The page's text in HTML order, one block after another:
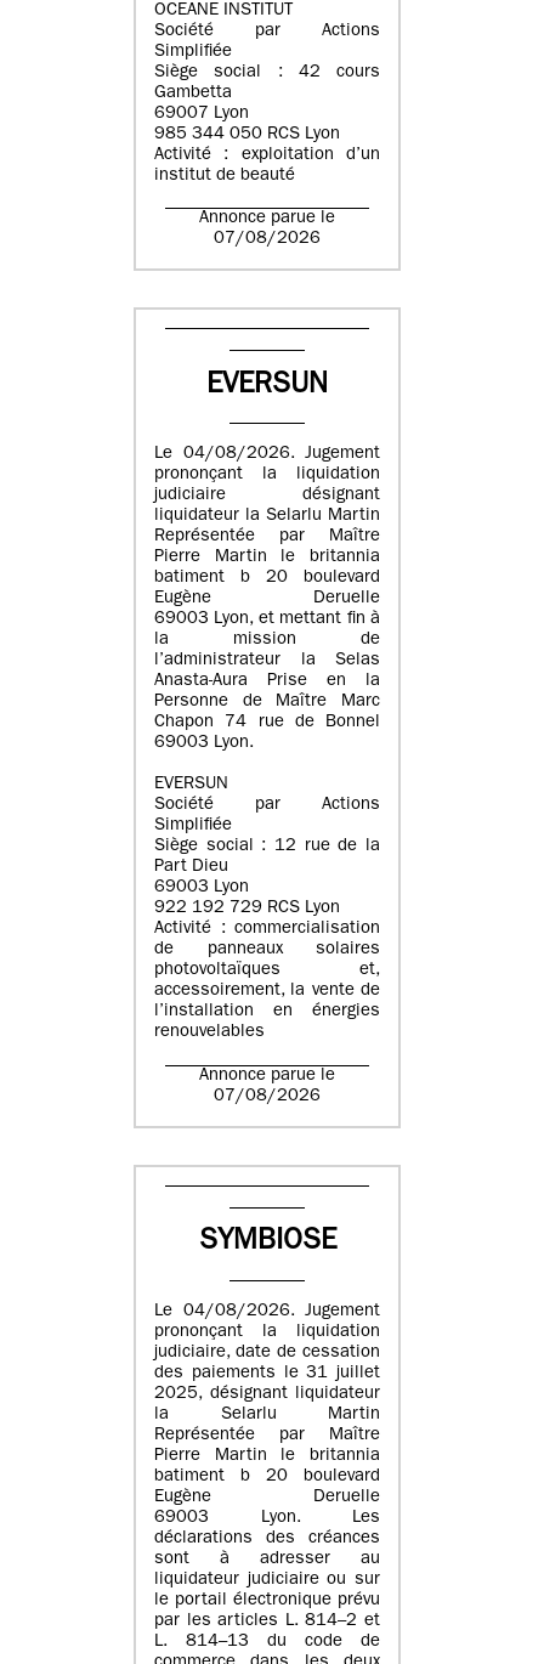
OCEANE INSTITUT
Société par Actions
Simplifiée
Siège social : 42 cours
Gambetta
69007 Lyon
985 344 050 RCS Lyon
Activité : exploitation d’un
institut de beauté
Annonce parue le
07/08/2026
EVERSUN
Le 04/08/2026. Jugement
prononçant la liquidation
judiciaire désignant
liquidateur la Selarlu Martin
Représentée par Maître
Pierre Martin le britannia
batiment b 20 boulevard
Eugène Deruelle
69003 Lyon, et mettant fin à
la mission de
l’administrateur la Selas
Anasta-Aura Prise en la
Personne de Maître Marc
Chapon 74 rue de Bonnel
69003 Lyon.
EVERSUN
Société par Actions
Simplifiée
Siège social : 12 rue de la
Part Dieu
69003 Lyon
922 192 729 RCS Lyon
Activité : commercialisation
de panneaux solaires
photovoltaïques et,
accessoirement, la vente de
l’installation en énergies
renouvelables
Annonce parue le
07/08/2026
SYMBIOSE
Le 04/08/2026. Jugement
prononçant la liquidation
judiciaire, date de cessation
des paiements le 31 juillet
2025, désignant liquidateur
la Selarlu Martin
Représentée par Maître
Pierre Martin le britannia
batiment b 20 boulevard
Eugène Deruelle
69003 Lyon. Les
déclarations des créances
sont à adresser au
liquidateur judiciaire ou sur
le portail électronique prévu
par les articles L. 814–2 et
L. 814–13 du code de